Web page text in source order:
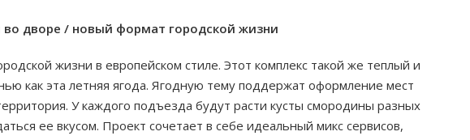
дворе / новый формат городской жизни
жизни в европейском стиле. Этот комплекс такой же теплый и
как эта летняя ягода. Ягодную тему поддержат оформление мест
У каждого подъезда будут расти кусты смородины разных
ее вкусом. Проект сочетает в себе идеальный микс сервисов,